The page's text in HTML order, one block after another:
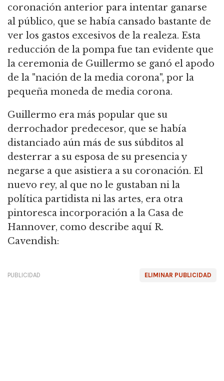
coronación anterior para intentar ganarse
al público, que se había cansado bastante de
ver los gastos excesivos de la realeza. Esta
reducción de la pompa fue tan evidente que
la ceremonia de Guillermo se ganó el apodo
de la "nación de la media corona", por la
pequeña moneda de media corona.
Guillermo era más popular que su
derrochador predecesor, que se había
distanciado aún más de sus súbditos al
desterrar a su esposa de su presencia y
negarse a que asistiera a su coronación. El
nuevo rey, al que no le gustaban ni la
política partidista ni las artes, era otra
pintoresca incorporación a la Casa de
Hannover, como describe aquí R.
Cavendish:
ELIMINAR PUBLICIDAD
PUBLICIDAD